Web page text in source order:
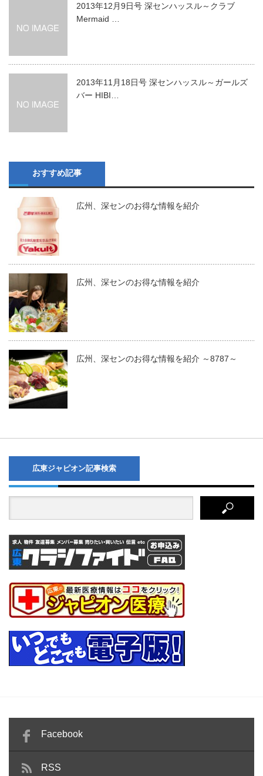
2013年12月9日号 深センハッスル～クラブ
Mermaid …
2013年11月18日号 深センハッスル～ガールズ
バー HIBI…
おすすめ記事
広州、深センのお得な情報を紹介
広州、深センのお得な情報を紹介
広州、深センのお得な情報を紹介 ～8787～
広東ジャピオン記事検索
Facebook
RSS